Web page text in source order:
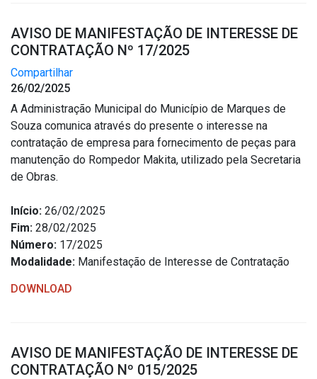
AVISO DE MANIFESTAÇÃO DE INTERESSE DE
CONTRATAÇÃO Nº 17/2025
Compartilhar
26/02/2025
A Administração Municipal do Município de Marques de
Souza comunica através do presente o interesse na
contratação de empresa para fornecimento de peças para
manutenção do Rompedor Makita, utilizado pela Secretaria
de Obras.
Início: 26/02/2025
Fim: 28/02/2025
Número: 17/2025
Modalidade: Manifestação de Interesse de Contratação
DOWNLOAD
AVISO DE MANIFESTAÇÃO DE INTERESSE DE
CONTRATAÇÃO Nº 015/2025